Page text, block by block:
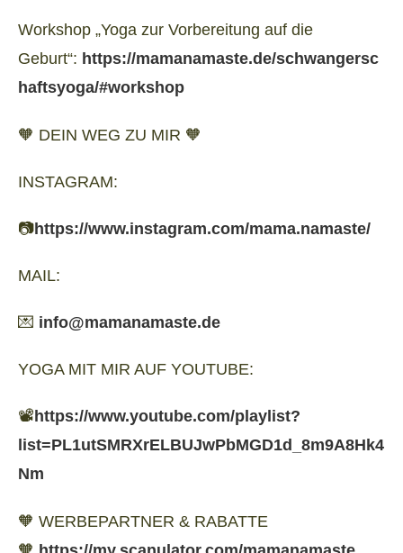
Workshop „Yoga zur Vorbereitung auf die
Geburt“: https://mamanamaste.de/schwangersc
haftsyoga/#workshop
🧡 DEIN WEG ZU MIR 🧡
INSTAGRAM:
📷https://www.instagram.com/mama.namaste/
MAIL:
💌 info@mamanamaste.de
YOGA MIT MIR AUF YOUTUBE:
📽️https://www.youtube.com/playlist?
list=PL1utSMRXrELBUJwPbMGD1d_8m9A8Hk4
Nm
🧡 WERBEPARTNER & RABATTE